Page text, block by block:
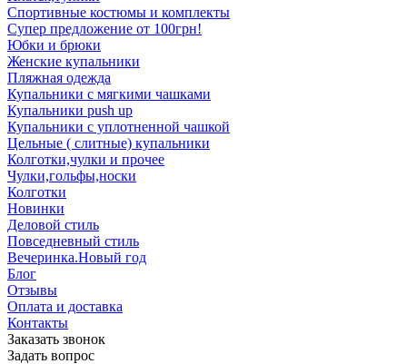
Спортивные костюмы и комплекты
Супер предложение от 100грн!
Юбки и брюки
Женские купальники
Пляжная одежда
Купальники с мягкими чашками
Купальники push up
Купальники с уплотненной чашкой
Цельные ( слитные) купальники
Колготки,чулки и прочее
Чулки,гольфы,носки
Колготки
Новинки
Деловой стиль
Повседневный стиль
Вечеринка.Новый год
Блог
Отзывы
Оплата и доставка
Контакты
Заказать звонок
Задать вопрос